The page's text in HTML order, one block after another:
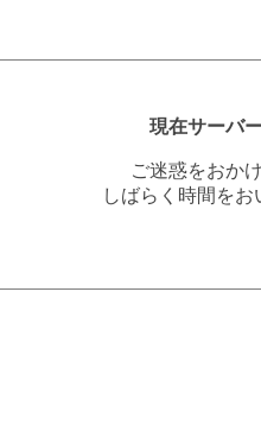
現在サーバ
ご迷惑をおか
しばらく時間を